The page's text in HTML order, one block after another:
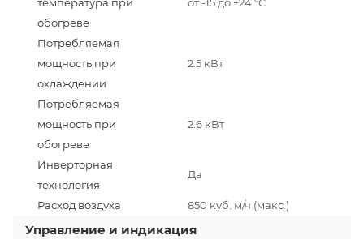
обогреве
Потребляемая
мощность при
охлаждении
2.5 кВт
Потребляемая
мощность при
обогреве
2.6 кВт
Инверторная
технология
Да
Расход воздуха 850 куб. м/ч (макс.)
Управление и индикация